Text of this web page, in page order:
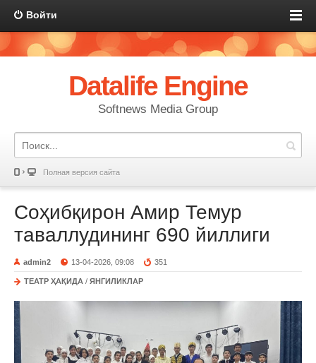
Войти
Datalife Engine
Softnews Media Group
Полная версия сайта
Соҳибқирон Амир Темур
таваллудининг 690 йиллиги
admin2 13-04-2026, 09:08 351
ТЕАТР ҲАҚИДА / ЯНГИЛИКЛАР